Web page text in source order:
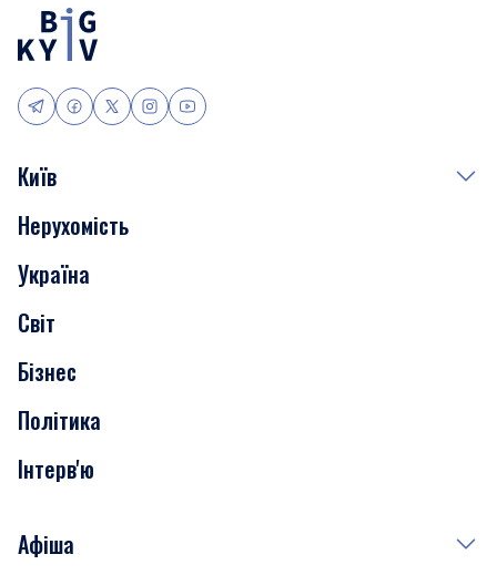
Київ
Події
Скандали
Нерухомість
Транспорт
Нерухомість
Україна
Світ
Бізнес
Політика
Інтерв'ю
Афіша